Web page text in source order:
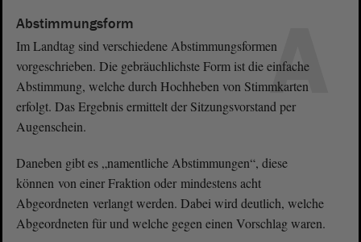
A
Abstimmungsform
Im Landtag sind verschiedene Abstimmungsformen
vorgeschrieben. Die gebräuchlichste Form ist die einfache
Abstimmung, welche durch Hochheben von Stimmkarten
erfolgt. Das Ergebnis ermittelt der Sitzungsvorstand per
Augenschein.
Daneben gibt es „namentliche Abstimmungen“, diese
können von einer Fraktion oder mindestens acht
Abgeordneten verlangt werden. Dabei wird deutlich, welche
Abgeordneten für und welche gegen einen Vorschlag waren.